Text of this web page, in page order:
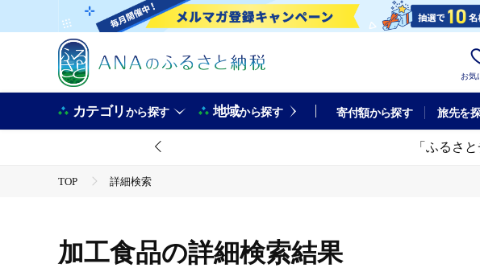
お気
カテゴリから探す 地域から探す 寄付額から探す 旅先を
「ふるさ
TOP 詳細検索
加工食品の詳細検索結果